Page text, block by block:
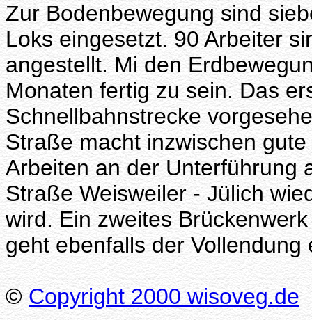
Zur Bodenbewegung sind
Loks eingesetzt. 90 Arbeiter
angestellt. Mi den
Monaten fertig zu sein. Das
Schnellbahnstrecke
Straße macht inzwischen
Arbeiten an der Unterführung
Straße Weisweiler - Jülich
wird. Ein zweites
geht ebenfalls der Vollendung
© Copyright 2000 wisoveg.de